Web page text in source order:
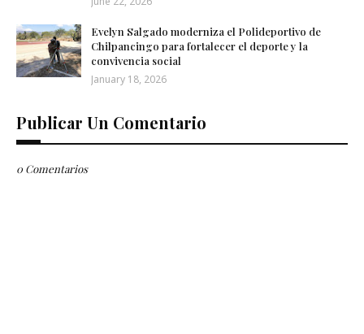
Evelyn Salgado moderniza el Polideportivo de
Chilpancingo para fortalecer el deporte y la
convivencia social
January 18, 2026
Publicar Un Comentario
0 Comentarios